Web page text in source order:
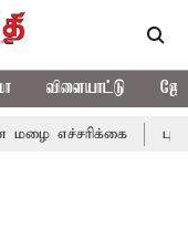
விளையாட்டு
எச்சரிக்கை